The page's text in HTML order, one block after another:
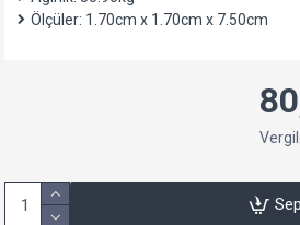
Ölçüler: 1.70cm x 1.70cm x 7.50cm